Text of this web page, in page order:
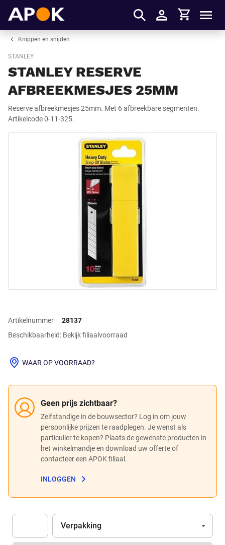
Inloggen
Winkelmandje
Knippen en snijden
STANLEY
STANLEY RESERVE
AFBREEKMESJES 25MM
Reserve afbreekmesjes 25mm. Met 6 afbreekbare segmenten.
Artikelcode 0-11-325.
Artikelnummer
28137
Beschikbaarheid: Bekijk filiaalvoorraad
Geen prijs zichtbaar?
Zelfstandige in de bouwsector? Log in om jouw
persoonlijke prijzen te raadplegen. Je wenst als
particulier te kopen? Plaats de gewenste producten in
het winkelmandje en download uw offerte of
contacteer een APOK filiaal.
INLOGGEN
WAAR OP VOORRAAD?
Apok.Product.Detail.AddToCart.Quantity (Optioneel)
Eenheid
Verpakking